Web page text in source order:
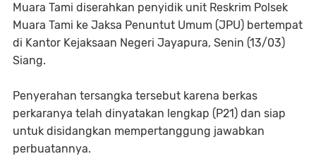
Muara Tami diserahkan penyidik unit Reskrim Polsek
Muara Tami ke Jaksa Penuntut Umum (JPU) bertempat
di Kantor Kejaksaan Negeri Jayapura, Senin (13/03)
Siang.
Penyerahan tersangka tersebut karena berkas
perkaranya telah dinyatakan lengkap (P21) dan siap
untuk disidangkan mempertanggung jawabkan
perbuatannya.